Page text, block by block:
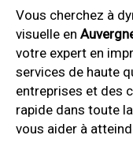
Vous cherchez à
visuelle en
votre expert en
services de haute
entreprises et des
rapide dans toute
vous aider à